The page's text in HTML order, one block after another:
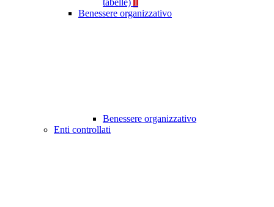
tabelle)
Benessere organizzativo
Benessere organizzativo
Enti controllati